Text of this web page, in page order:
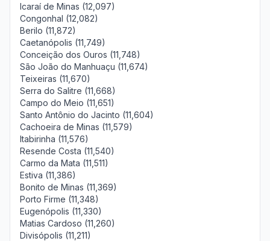
Icaraí de Minas (12,097)
Congonhal (12,082)
Berilo (11,872)
Caetanópolis (11,749)
Conceição dos Ouros (11,748)
São João do Manhuaçu (11,674)
Teixeiras (11,670)
Serra do Salitre (11,668)
Campo do Meio (11,651)
Santo Antônio do Jacinto (11,604)
Cachoeira de Minas (11,579)
Itabirinha (11,576)
Resende Costa (11,540)
Carmo da Mata (11,511)
Estiva (11,386)
Bonito de Minas (11,369)
Porto Firme (11,348)
Eugenópolis (11,330)
Matias Cardoso (11,260)
Divisópolis (11,211)